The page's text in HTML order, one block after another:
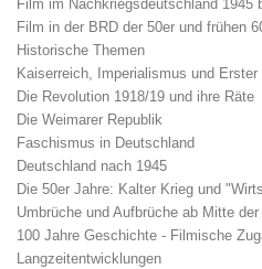
Film im Nachkriegsdeutschland 1945
Film in der BRD der 50er und frühen
Historische Themen
Kaiserreich, Imperialismus und Erster
Die Revolution 1918/19 und ihre Räte
Die Weimarer Republik
Faschismus in Deutschland
Deutschland nach 1945
Die 50er Jahre: Kalter Krieg und
Umbrüche und Aufbrüche ab Mitte
100 Jahre Geschichte - Filmische
Langzeitentwicklungen